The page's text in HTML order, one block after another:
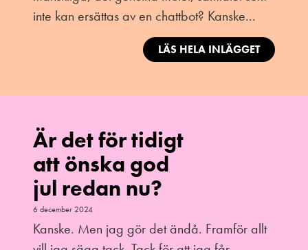
inte kan ersättas av en chattbot? Kanske...
LÄS HELA INLÄGGET
Är det för tidigt
att önska god
jul redan nu?
6 december 2024
Kanske. Men jag gör det ändå. Framför allt